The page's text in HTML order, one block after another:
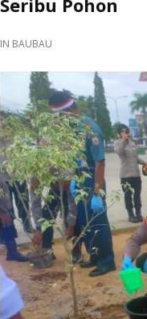
Seribu Pohon
IN BAUBAU